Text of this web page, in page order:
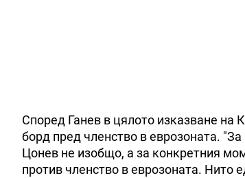
Според Ганев в цялото изказване на
борд пред членство в еврозоната.
Цонев не изобщо, а за конкретния
против членство в еврозоната. Нито